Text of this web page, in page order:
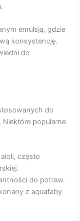
emulsją, gdzie
konsystencję.
do
do
popularne
często
do potraw.
z aquafaby